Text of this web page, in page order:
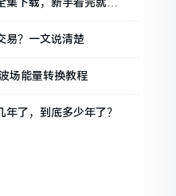
下载，新手看完就懂
易？一文说清楚
场能量转换教程
了，到底多少年了？